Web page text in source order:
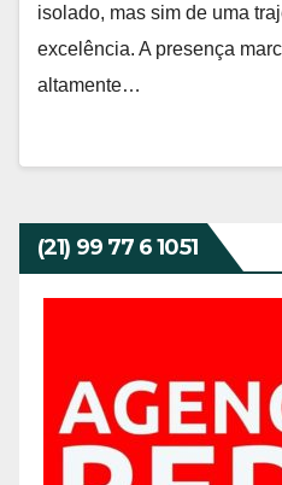
isolado, mas sim de uma
excelência. A presença
altamente…
(21) 99 77 6 1051